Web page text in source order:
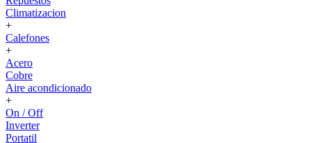
Climatizacion
+
Calefones
+
Acero
Cobre
Aire acondicionado
+
On / Off
Inverter
Portatil